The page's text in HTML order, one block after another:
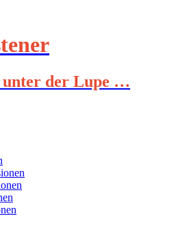
unter der Lupe …